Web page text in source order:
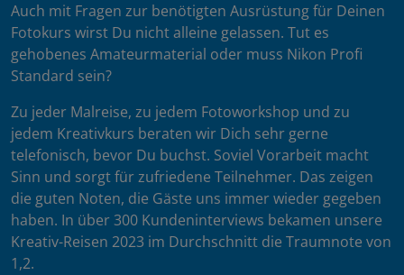
Auch mit Fragen zur benötigten Ausrüstung für Deinen
Fotokurs wirst Du nicht alleine gelassen. Tut es
gehobenes Amateurmaterial oder muss Nikon Profi
Standard sein?
Zu jeder Malreise, zu jedem Fotoworkshop und zu
jedem Kreativkurs beraten wir Dich sehr gerne
telefonisch, bevor Du buchst. Soviel Vorarbeit macht
Sinn und sorgt für zufriedene Teilnehmer. Das zeigen
die guten Noten, die Gäste uns immer wieder gegeben
haben. In über 300 Kundeninterviews bekamen unsere
Kreativ-Reisen 2023 im Durchschnitt die Traumnote von
1,2.